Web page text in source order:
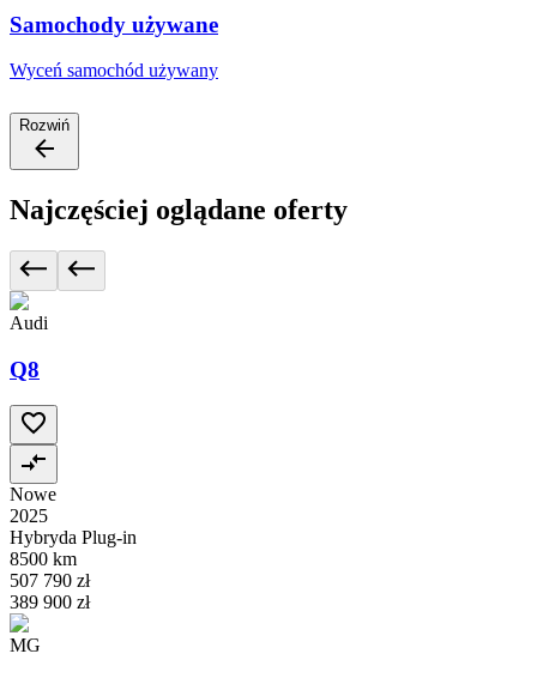
Samochody używane
Wyceń samochód używany
Rozwiń
Najczęściej oglądane oferty
Audi
Q8
Nowe
2025
Hybryda Plug-in
8500 km
507 790 zł
389 900 zł
MG